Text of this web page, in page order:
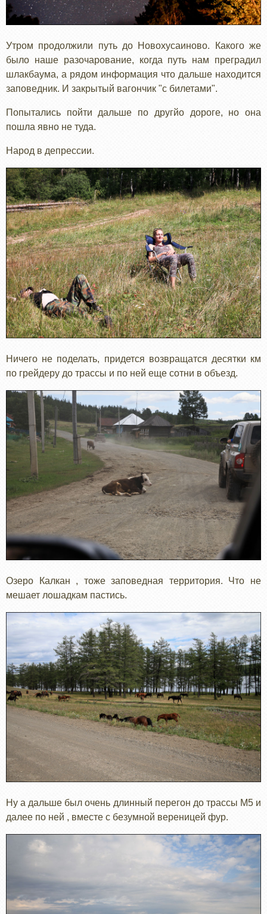
Утром продолжили путь до Новохусаиново. Какого же
было наше разочарование, когда путь нам преградил
шлакбаума, а рядом информация что дальше находится
заповедник. И закрытый вагончик "с билетами".
Попытались пойти дальше по другйо дороге, но она
пошла явно не туда.
Народ в депрессии.
Ничего не поделать, придется возвращатся десятки км
по грейдеру до трассы и по ней еще сотни в объезд.
Озеро Калкан , тоже заповедная территория. Что не
мешает лошадкам пастись.
Ну а дальше был очень длинный перегон до трассы М5 и
далее по ней , вместе с безумной вереницей фур.